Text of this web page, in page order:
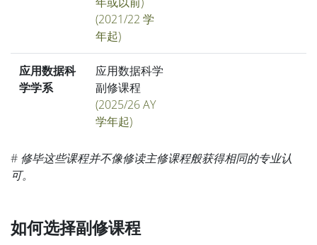
(2021/22 学
年起)
应用数据科
学学系
应用数据科学
副修课程
(2025/26 AY
学年起)
# 修毕这些课程并不像修读主修课程般获得相同的专业认
可。
如何选择副修课程